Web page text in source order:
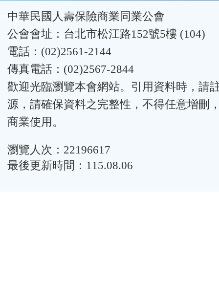
:::中華民國人壽保險商業同業公會
公會會址：台北市松江路152號5樓 (104)
電話：(02)2561-2144
傳真電話：(02)2567-2844
歡迎光臨瀏覽本會網站。引用資料時，請
源，請確保資料之完整性，不得任意增刪
商業使用。
瀏覽人次：22196617
最後更新時間：115.08.06